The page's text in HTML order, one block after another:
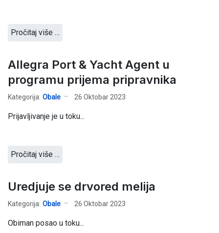
Pročitaj više …
Allegra Port & Yacht Agent u
programu prijema pripravnika
Kategorija: Obale 26 Oktobar 2023
Prijavljivanje je u toku...
Pročitaj više …
Uredjuje se drvored melija
Kategorija: Obale 26 Oktobar 2023
Obiman posao u toku...